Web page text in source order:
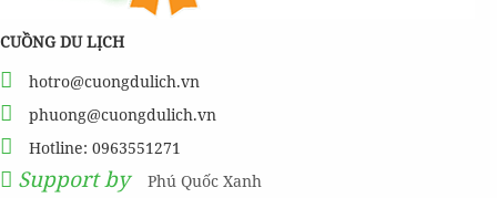
CUỒNG DU LỊCH
hotro@cuongdulich.vn
phuong@cuongdulich.vn
Hotline: 0963551271
Support by Phú Quốc Xanh